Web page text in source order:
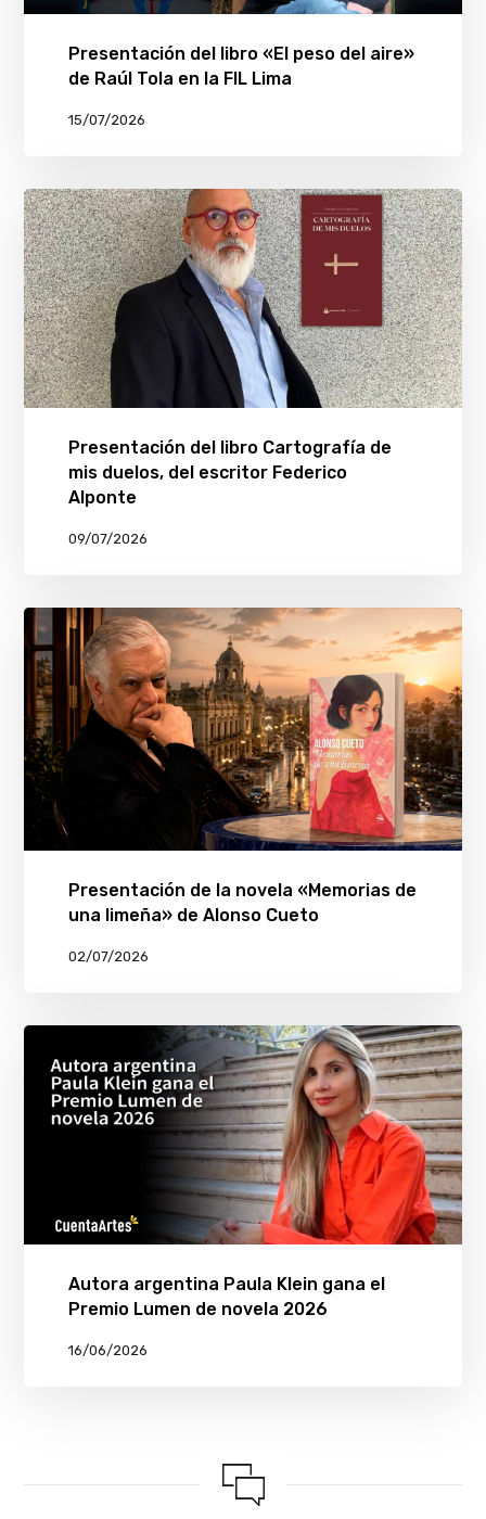
Presentación del libro «El peso del aire»
de Raúl Tola en la FIL Lima
15/07/2026
Presentación del libro Cartografía de
mis duelos, del escritor Federico
Alponte
09/07/2026
Presentación de la novela «Memorias de
una limeña» de Alonso Cueto
02/07/2026
Autora argentina Paula Klein gana el
Premio Lumen de novela 2026
16/06/2026